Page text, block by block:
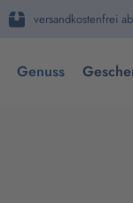
versandkostenfrei
Genuss